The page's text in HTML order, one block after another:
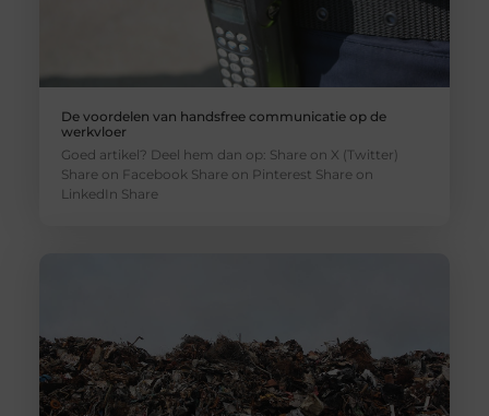
De voordelen van handsfree communicatie op de
werkvloer
Goed artikel? Deel hem dan op: Share on X (Twitter)
Share on Facebook Share on Pinterest Share on
LinkedIn Share